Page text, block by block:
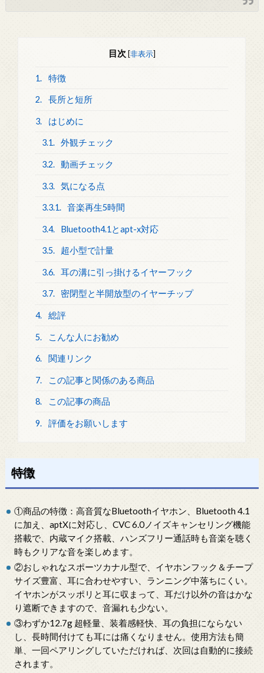
目次 [非表示]
1. 特徴
2. 長所と短所
3. はじめに
3.1. 外観チェック
3.2. 動画チェック
3.3. 気になる点
3.3.1. 音楽再生5時間
3.4. Bluetooth4.1とapt-x対応
3.5. 超小型で計量
3.6. 耳の溝に引っ掛けるイヤーフック
3.7. 密閉型と半開放型のイヤーチップ
4. 総評
5. こんな人にお勧め
6. 関連リンク
7. この記事と関係のある商品
8. この記事の商品
9. 評価をお願いします
特徴
①商品の特徴：高音質なBluetoothイヤホン、Bluetooth 4.1
に加え、aptXに対応し、CVC 6.0ノイズキャンセリング機能
搭載で、内蔵マイク搭載、ハンズフリー通話時も音楽を聴く
時もクリアな音を楽しめます。
②おしゃれなスポーツカナル型で、イヤホンフック＆チープ
サイズ豊富、耳に合わせやすい、ランニング中落ちにくい。
イヤホンがスッポリと耳に収まって、耳だけ以外の音はかな
り遮断できますので、音漏れも少ない。
③わずか12.7g 超軽量、装着感軽快、耳の負担にならない
し、長時間付けても耳には痛くなりません。使用方法も簡
単、一回ペアリングしていただければ、次回は自動的に接続
されます。